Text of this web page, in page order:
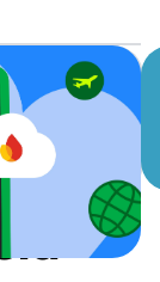
Na
o
nesta série.